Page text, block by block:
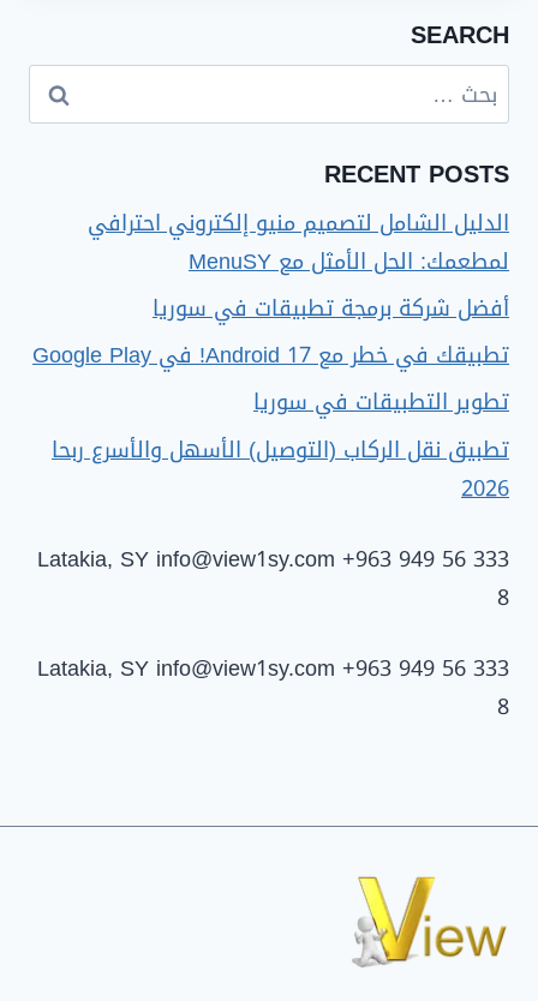
SEARCH
RECENT POSTS
الدليل الشامل لتصميم منيو إلكتروني احترافي
لمطعمك: الحل الأمثل مع MenuSY
أفضل شركة برمجة تطبيقات في سوريا
تطبيقك في خطر مع Android 17! في Google Play
تطوير التطبيقات في سوريا
تطبيق نقل الركاب (التوصيل) الأسهل والأسرع ربحا
2026
Latakia, SY info@view1sy.com +963 949 56 333
8
Latakia, SY info@view1sy.com +963 949 56 333
8